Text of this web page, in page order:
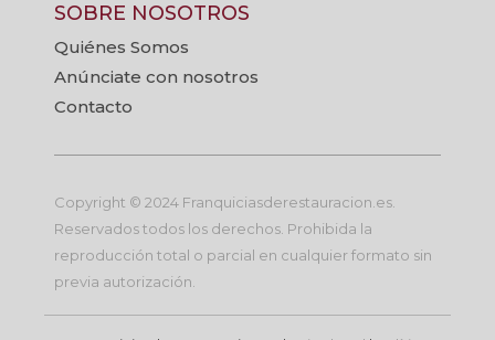
SOBRE NOSOTROS
Quiénes Somos
Anúnciate con nosotros
Contacto
Copyright © 2024 Franquiciasderestauracion.es.
Reservados todos los derechos. Prohibida la
reproducción total o parcial en cualquier formato sin
previa autorización.